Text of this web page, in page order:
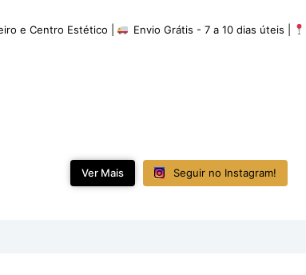
e Centro Estético | Envio Grátis - 7 a 10 dias úteis |
Ver Mais Seguir no Instagram!